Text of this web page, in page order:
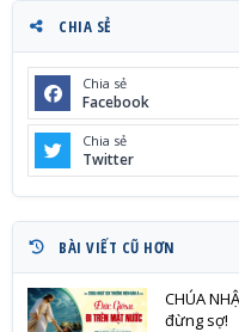
CHIA SẺ
Chia sẻ
Facebook
Chia sẻ
Twitter
BÀI VIẾT CŨ HƠN
CHÚA
đừng sợ!